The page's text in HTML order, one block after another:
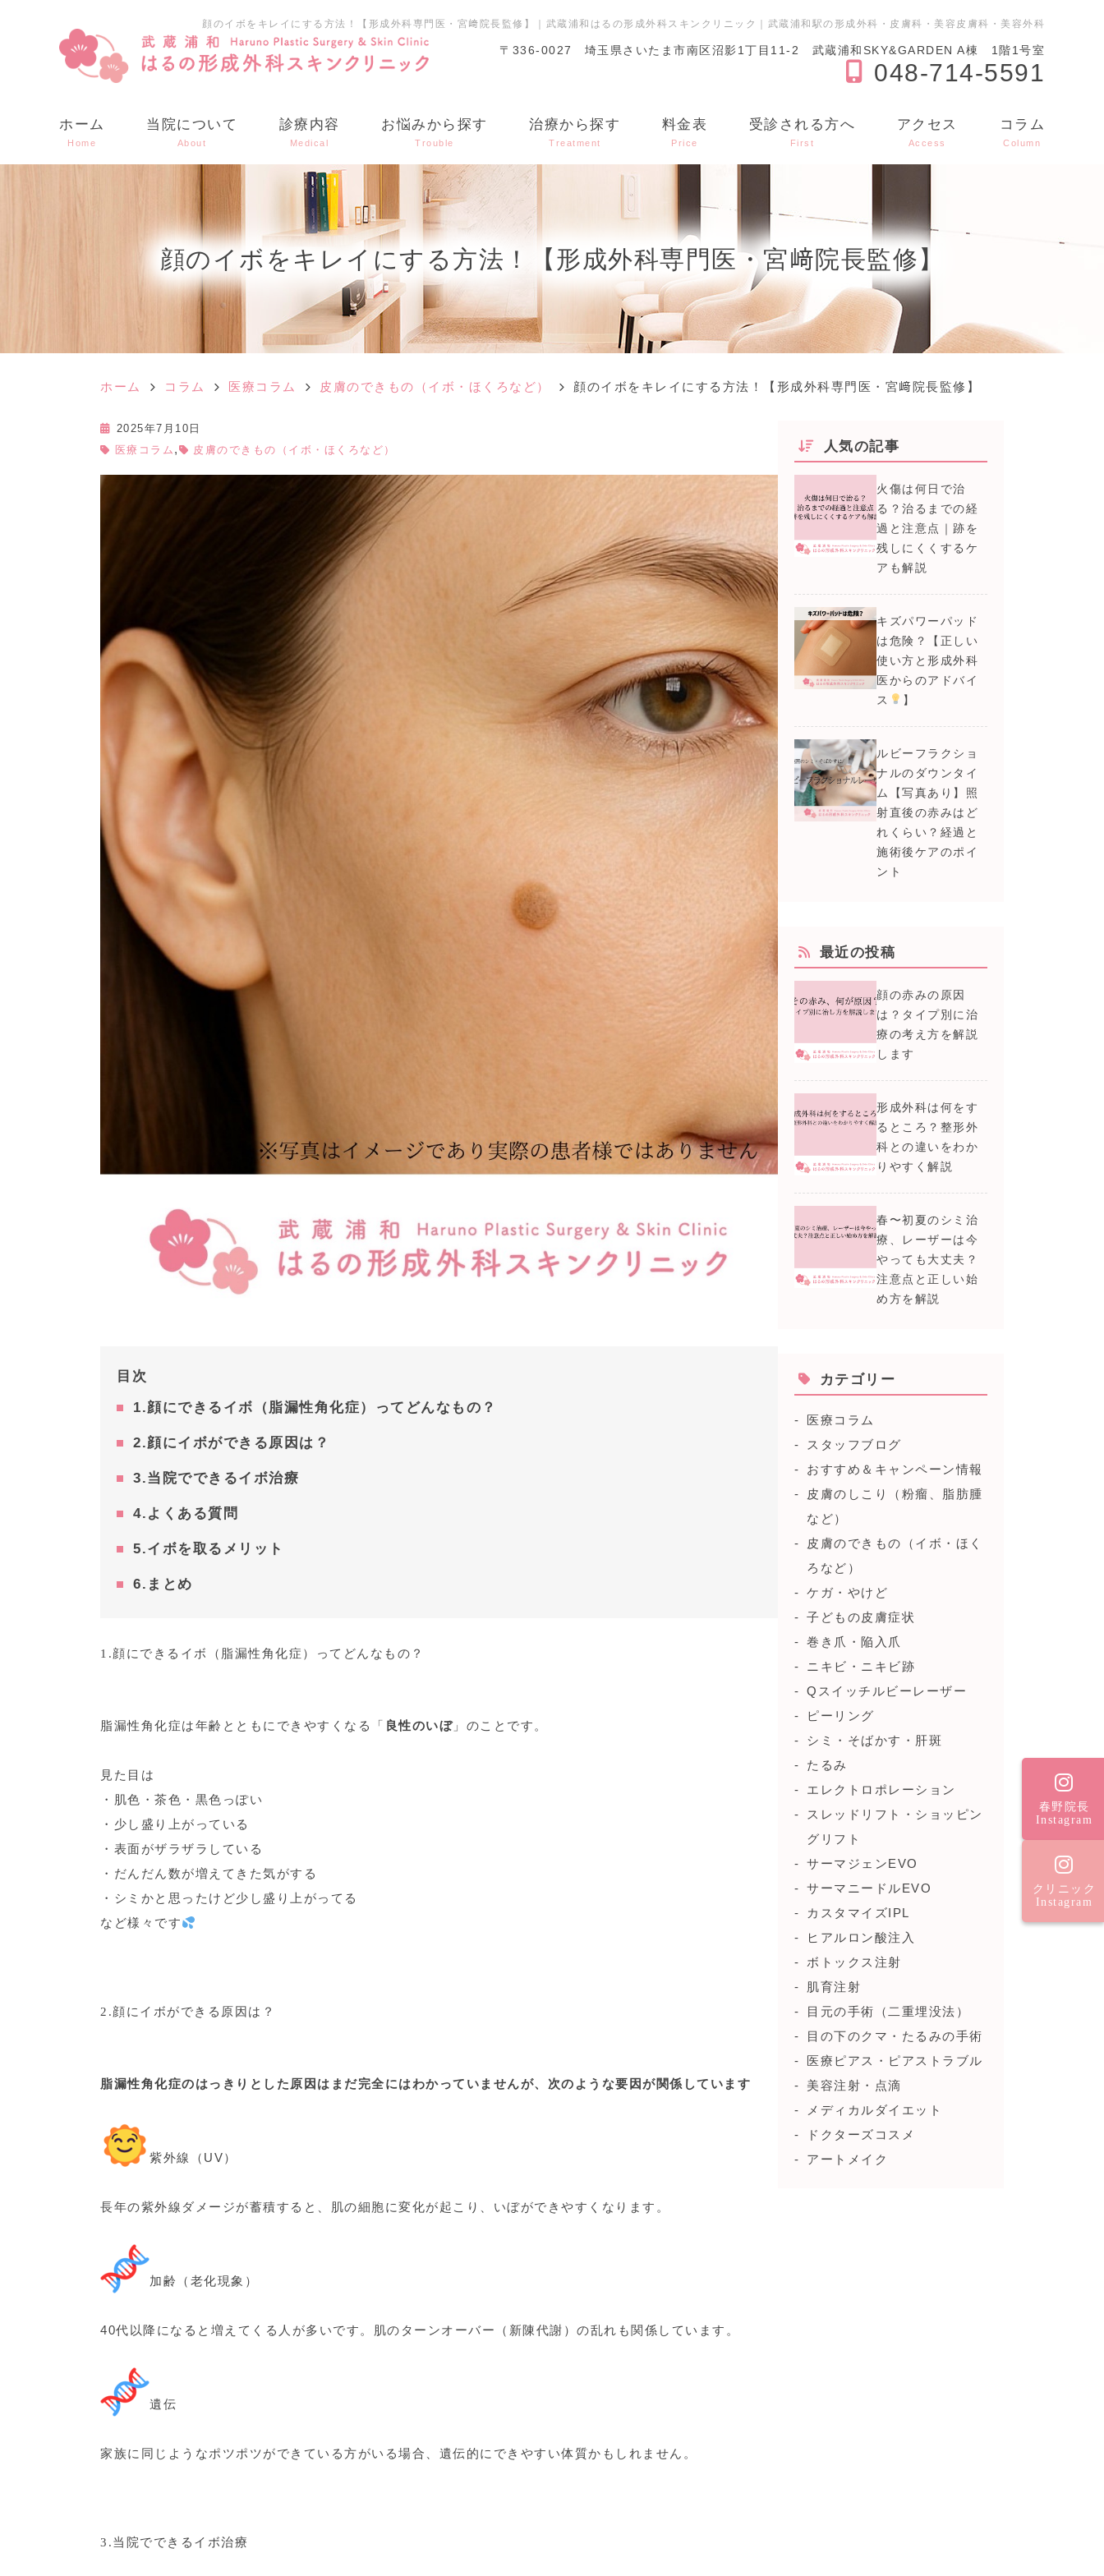
顔のイボをキレイにする方法！【形成外科専門医・宮﨑院長監修】｜武蔵浦和はるの形成外科スキンクリニック｜武蔵浦和駅の形成外科・皮膚科・美容皮膚科・美容外科
〒336-0027 埼玉県さいたま市南区沼影1丁目11-2 武蔵浦和SKY&GARDEN A棟 1階1号室
048-714-5591
ホーム
Home
当院について
About
診療内容
Medical
お悩みから探す
Trouble
治療から探す
Treatment
料金表
Price
受診される方へ
First
アクセス
Access
コラム
Column
春野院長
Instagram
クリニック
Instagram
顔のイボをキレイにする方法！【形成外科専門医・宮﨑院長監修】
ホーム コラム 医療コラム 皮膚のできもの（イボ・ほくろなど） 顔のイボをキレイにする方法！【形成外科専門医・宮﨑院長監修】
2025年7月10日
医療コラム , 皮膚のできもの（イボ・ほくろなど）
目次
1.顔にできるイボ（脂漏性角化症）ってどんなもの？
2.顔にイボができる原因は？
3.当院でできるイボ治療
4.よくある質問
5.イボを取るメリット
6.まとめ
1.顔にできるイボ（脂漏性角化症）ってどんなもの？
脂漏性角化症は年齢とともにできやすくなる「 良性のいぼ」のことです。
見た目は
・肌色・茶色・黒色っぽい
・少し盛り上がっている
・表面がザラザラしている
・だんだん数が増えてきた気がする
・シミかと思ったけど少し盛り上がってる
など様々です
2.顔にイボができる原因は？
脂漏性角化症のはっきりとした原因はまだ完全にはわかっていませんが、次のような要因が関係しています
紫外線（UV）
長年の紫外線ダメージが蓄積すると、肌の細胞に変化が起こり、いぼができやすくなります。
加齢（老化現象）
40代以降になると増えてくる人が多いです。肌のターンオーバー（新陳代謝）の乱れも関係しています。
遺伝
家族に同じようなポツポツができている方がいる場合、遺伝的にできやすい体質かもしれません。
3.当院でできるイボ治療
人気の記事
火傷は何日で治
る？治るまでの経
過と注意点｜跡を
残しにくくするケ
アも解説
キズパワーパッド
は危険？【正しい
使い方と形成外科
医からのアドバイ
ス
】
ルビーフラクショ
ナルのダウンタイ
ム【写真あり】照
射直後の赤みはど
れくらい？経過と
施術後ケアのポイ
ント
最近の投稿
顔の赤みの原因
は？タイプ別に治
療の考え方を解説
します
形成外科は何をす
るところ？整形外
科との違いをわか
りやすく解説
春〜初夏のシミ治
療、レーザーは今
やっても大丈夫？
注意点と正しい始
め方を解説
カテゴリー
医療コラム
スタッフブログ
おすすめ＆キャンペーン情報
皮膚のしこり（粉瘤、脂肪腫
など）
皮膚のできもの（イボ・ほく
ろなど）
ケガ・やけど
子どもの皮膚症状
巻き爪・陥入爪
ニキビ・ニキビ跡
Qスイッチルビーレーザー
ピーリング
シミ・そばかす・肝斑
たるみ
エレクトロポレーション
スレッドリフト・ショッピン
グリフト
サーマジェンEVO
サーマニードルEVO
カスタマイズIPL
ヒアルロン酸注入
ボトックス注射
肌育注射
目元の手術（二重埋没法）
目の下のクマ・たるみの手術
医療ピアス・ピアストラブル
美容注射・点滴
メディカルダイエット
ドクターズコスメ
アートメイク